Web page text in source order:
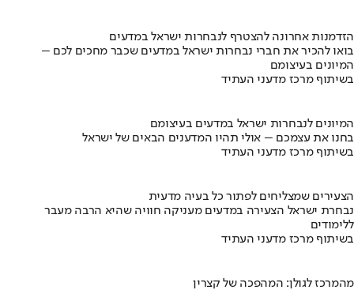
הזדמנות אחרונה להצטרף לנבחרות ישראל במדעים
בואו להכיר את חברי נבחרות ישראל במדעים שכבר מחכים לכם –
המיונים בעיצומם
בשיתוף מרכז מדעני העתיד
המיונים לנבחרות ישראל במדעים בעיצומם
בחנו את עצמכם – אולי תהיו המדענים הבאים של ישראל
בשיתוף מרכז מדעני העתיד
הצעירים שמצליחים לפתור כל בעיה מדעית
נבחרת ישראל הצעירה במדעים מעניקה חוויה שהיא הרבה מעבר
ללימודים
בשיתוף מרכז מדעני העתיד
מהמרכז לגולן: המהפכה של קצרין